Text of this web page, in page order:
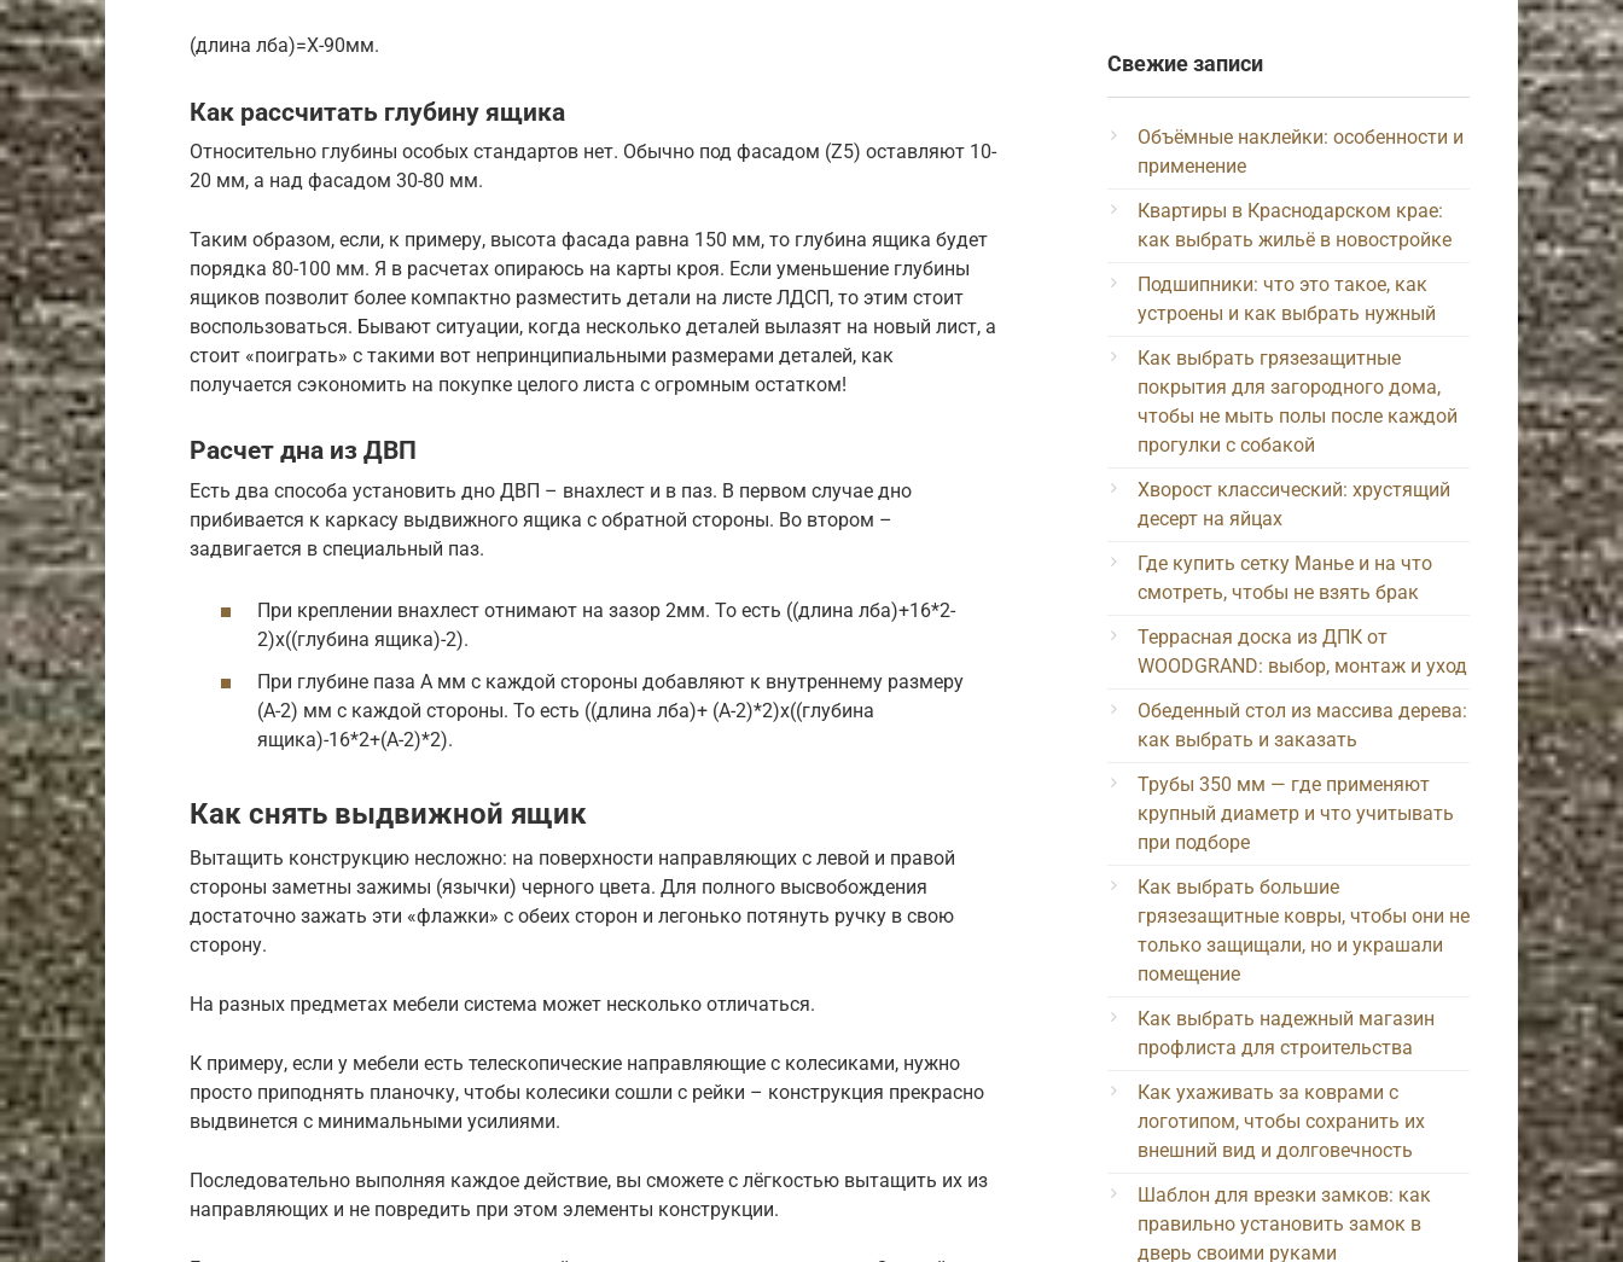
(длина лба)=Х-90мм.
Как рассчитать глубину ящика
Относительно глубины особых стандартов нет. Обычно под фасадом (Z5) оставляют 10-
20 мм, а над фасадом 30-80 мм.
Таким образом, если, к примеру, высота фасада равна 150 мм, то глубина ящика будет
порядка 80-100 мм. Я в расчетах опираюсь на карты кроя. Если уменьшение глубины
ящиков позволит более компактно разместить детали на листе ЛДСП, то этим стоит
воспользоваться. Бывают ситуации, когда несколько деталей вылазят на новый лист, а
стоит «поиграть» с такими вот непринципиальными размерами деталей, как
получается сэкономить на покупке целого листа с огромным остатком!
Расчет дна из ДВП
Есть два способа установить дно ДВП – внахлест и в паз. В первом случае дно
прибивается к каркасу выдвижного ящика с обратной стороны. Во втором –
задвигается в специальный паз.
При креплении внахлест отнимают на зазор 2мм. То есть ((длина лба)+16*2-
2)х((глубина ящика)-2).
При глубине паза А мм с каждой стороны добавляют к внутреннему размеру
(А-2) мм с каждой стороны. То есть ((длина лба)+ (А-2)*2)х((глубина
ящика)-16*2+(А-2)*2).
Как снять выдвижной ящик
Вытащить конструкцию несложно: на поверхности направляющих с левой и правой
стороны заметны зажимы (язычки) черного цвета. Для полного высвобождения
достаточно зажать эти «флажки» с обеих сторон и легонько потянуть ручку в свою
сторону.
На разных предметах мебели система может несколько отличаться.
К примеру, если у мебели есть телескопические направляющие с колесиками, нужно
просто приподнять планочку, чтобы колесики сошли с рейки – конструкция прекрасно
выдвинется с минимальными усилиями.
Последовательно выполняя каждое действие, вы сможете с лёгкостью вытащить их из
направляющих и не повредить при этом элементы конструкции.
Свежие записи
Объёмные наклейки: особенности и
применение
Квартиры в Краснодарском крае:
как выбрать жильё в новостройке
Подшипники: что это такое, как
устроены и как выбрать нужный
Как выбрать грязезащитные
покрытия для загородного дома,
чтобы не мыть полы после каждой
прогулки с собакой
Хворост классический: хрустящий
десерт на яйцах
Где купить сетку Манье и на что
смотреть, чтобы не взять брак
Террасная доска из ДПК от
WOODGRAND: выбор, монтаж и уход
Обеденный стол из массива дерева:
как выбрать и заказать
Трубы 350 мм — где применяют
крупный диаметр и что учитывать
при подборе
Как выбрать большие
грязезащитные ковры, чтобы они не
только защищали, но и украшали
помещение
Как выбрать надежный магазин
профлиста для строительства
Как ухаживать за коврами с
логотипом, чтобы сохранить их
внешний вид и долговечность
Шаблон для врезки замков: как
правильно установить замок в
дверь своими руками